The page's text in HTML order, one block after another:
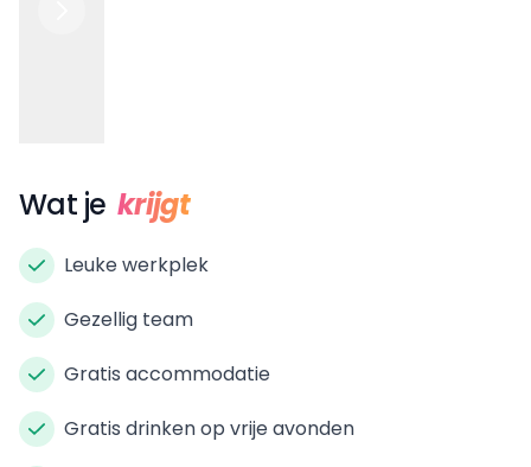
Wat je krijgt
Leuke werkplek
Gezellig team
Gratis accommodatie
Gratis drinken op vrije avonden